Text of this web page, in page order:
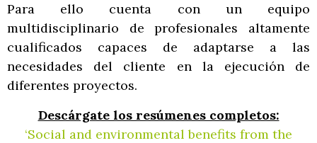
Para ello cuenta con un equipo
multidisciplinario de profesionales altamente
cualificados capaces de adaptarse a las
necesidades del cliente en la ejecución de
diferentes proyectos.
Descárgate los resúmenes completos:
‘Social and environmental benefits from the